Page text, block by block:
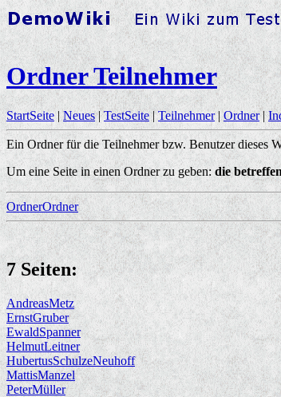
Ordner Teilnehmer
StartSeite |Neues|TestSeite|Teilnehmer|Ordner|
Ein Ordner für die Teilnehmer bzw. Benutzer dieses
Um eine Seite in einen Ordner zu geben: die
OrdnerOrdner
7 Seiten:
AndreasMetz
ErnstGruber
EwaldSpanner
HelmutLeitner
HubertusSchulzeNeuhoff
MattisManzel
PeterMüller